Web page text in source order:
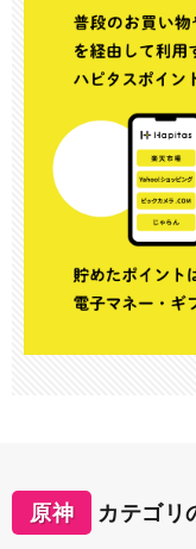
原神 カテゴリ